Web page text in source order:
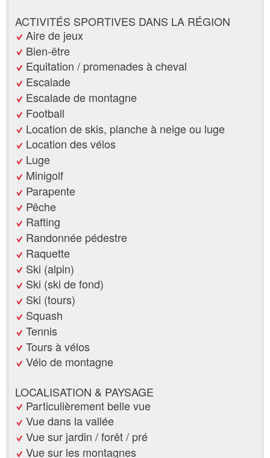
ACTIVITÉS SPORTIVES DANS LA RÉGION
Aire de jeux
Bien-être
Equitation / promenades à cheval
Escalade
Escalade de montagne
Football
Location de skis, planche à neige ou luge
Location des vélos
Luge
Minigolf
Parapente
Pêche
Rafting
Randonnée pédestre
Raquette
Ski (alpin)
Ski (ski de fond)
Ski (tours)
Squash
Tennis
Tours à vélos
Vélo de montagne
LOCALISATION & PAYSAGE
Particulièrement belle vue
Vue dans la vallée
Vue sur jardin / forêt / pré
Vue sur les montagnes